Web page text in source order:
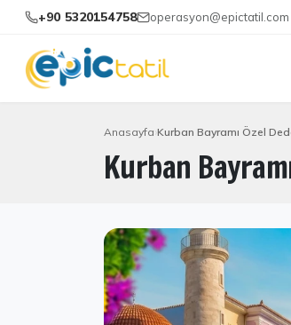
+90 5320154758 operasyon@epictatil.com
Anasayfa Kurban Bayramı Özel
Kurban